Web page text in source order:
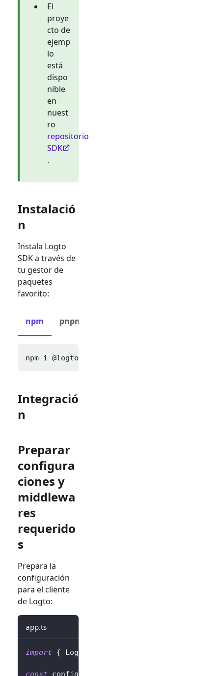
El
proye
cto de
ejemp
lo
está
dispo
nible
en
nuest
ro
repositorio
SDK
.
Instalació
n
Instala Logto
SDK a través de
tu gestor de
paquetes
favorito:
npm pnpm
npm i @logto/express cookie-parser express-
Integració
n
Preparar
configura
ciones y
middlewa
res
requerido
s
Prepara la
configuración
para el cliente
de Logto:
app.ts
import { LogtoExpressConfig
const config